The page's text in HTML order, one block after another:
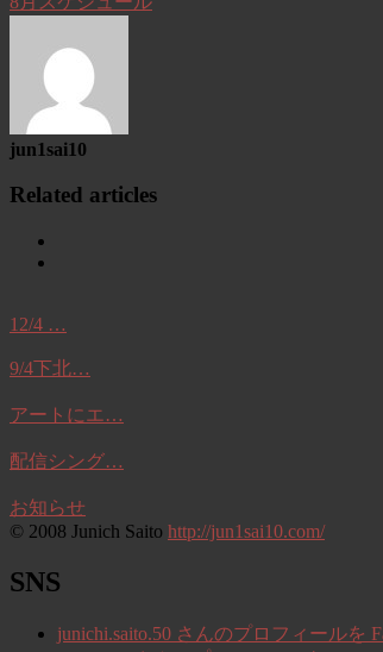
jun1sai10
Related articles
12/4 …
9/4下北…
アートにエ…
配信シング…
お知らせ
© 2008 Junich Saito http://jun1sai10.com/
SNS
junichi.saito.50 さんのプロフィールを